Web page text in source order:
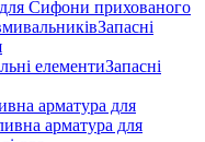
для Сифони прихованого
Запасні
елементиЗапасні
арматура для
арматура для